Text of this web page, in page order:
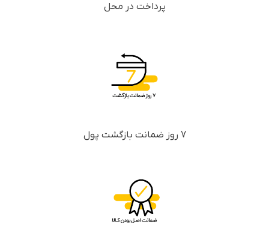
پرداخت در محل
7 روز ضمانت بازگشت پول